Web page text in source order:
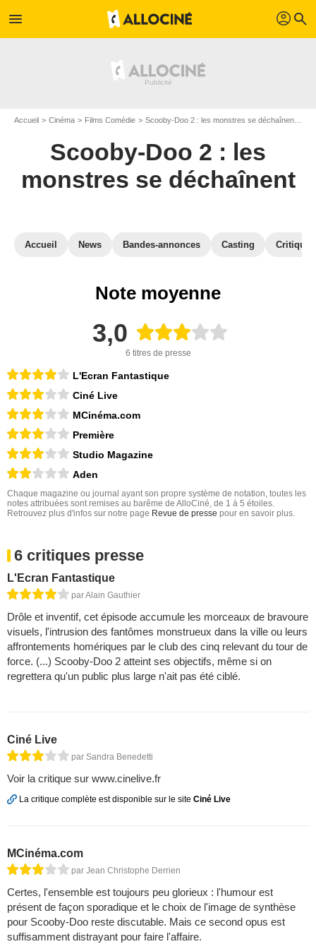
menu profil search
Accueil Cinéma Films Comédie Scooby-Doo 2 : les monstres se déchaînent
Scooby-Doo 2 : les
monstres se déchaînent
Accueil News Bandes-annonces Casting
Note moyenne
3,0
6 titres de presse
L'Ecran Fantastique
Ciné Live
MCinéma.com
Première
Studio Magazine
Aden
Chaque magazine ou journal ayant son propre système de notation, toutes les
notes attribuées sont remises au barême de AlloCiné, de 1 à 5 étoiles.
Retrouvez plus d'infos sur notre page Revue de presse pour en savoir plus.
6 critiques presse
L'Ecran Fantastique
par Alain Gauthier
Drôle et inventif, cet épisode accumule les morceaux de bravoure
visuels, l'intrusion des fantômes monstrueux dans la ville ou leurs
affrontements homériques par le club des cinq relevant du tour de
force. (...) Scooby-Doo 2 atteint ses objectifs, même si on
regrettera qu'un public plus large n'ait pas été ciblé.
Ciné Live
par Sandra Benedetti
Voir la critique sur www.cinelive.fr
La critique complète est disponible sur le site Ciné Live
MCinéma.com
par Jean Christophe Derrien
Certes, l'ensemble est toujours peu glorieux : l'humour est
présent de façon sporadique et le choix de l'image de synthèse
pour Scooby-Doo reste discutable. Mais ce second opus est
suffisamment distrayant pour faire l'affaire.